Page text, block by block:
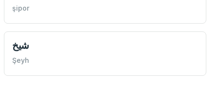
şipor
شيخ
Şeyh